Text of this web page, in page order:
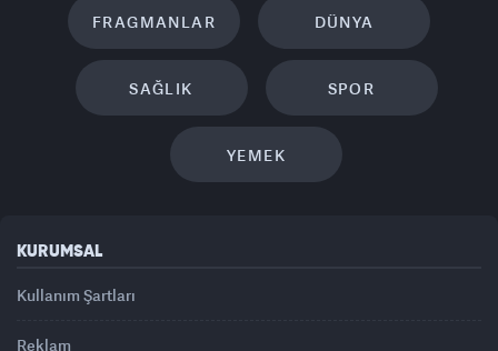
FRAGMANLAR DÜNYA
SAĞLIK SPOR
YEMEK
KURUMSAL
Kullanım Şartları
Reklam